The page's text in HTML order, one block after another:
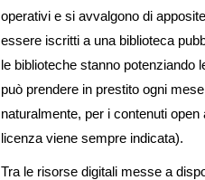
operativi e si avvalgono di
essere iscritti a una biblioteca
le biblioteche stanno potenziando
può prendere in prestito ogni
naturalmente, per i contenuti
licenza viene sempre indicata).
Tra le risorse digitali messe a